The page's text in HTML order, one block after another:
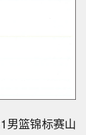
男篮锦标赛山